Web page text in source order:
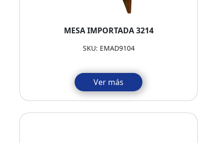
MESA IMPORTADA 3214
SKU: EMAD9104
Ver más